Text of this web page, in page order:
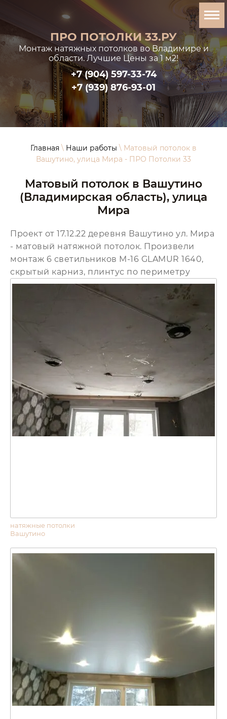
ПРО ПОТОЛКИ 33.РУ
Монтаж натяжных потолков во Владимире и
области. Лучшие Цены за 1 м2!
+7 (904) 597-33-74
+7 (939) 876-93-01
Главная \ Наши работы \ Матовый потолок в
Вашутино, улица Мира - ПРО Потолки 33
Матовый потолок в Вашутино
(Владимирская область), улица
Мира
Проект от 17.12.22 деревня Вашутино ул. Мира
- матовый натяжной потолок. Произвели
монтаж 6 светильников M-16 GLAMUR 1640,
скрытый карниз, плинтус по периметру
натяжные потолки
Вашутино